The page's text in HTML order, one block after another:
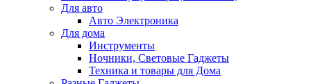
Для авто
Авто Электроника
Для дома
Инструменты
Ночники, Световые Гаджеты
Техника и товары для Дома